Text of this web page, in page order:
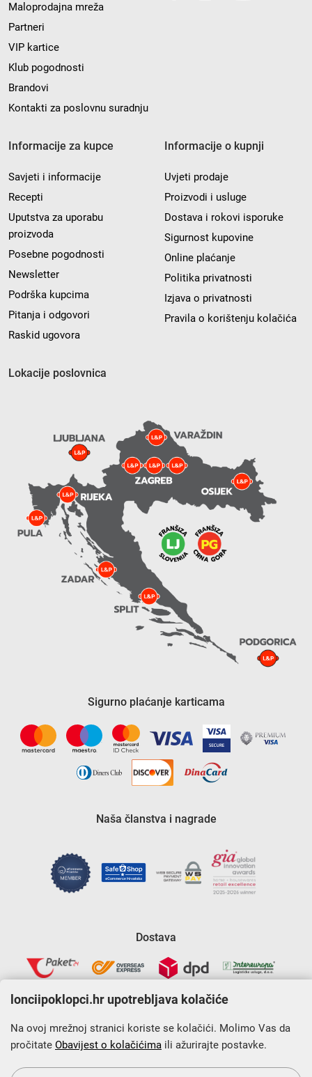
Maloprodajna mreža
Partneri
VIP kartice
Klub pogodnosti
Brandovi
Kontakti za poslovnu suradnju
Informacije za kupce
Savjeti i informacije
Recepti
Uputstva za uporabu
proizvoda
Posebne pogodnosti
Newsletter
Podrška kupcima
Pitanja i odgovori
Raskid ugovora
Informacije o kupnji
Uvjeti prodaje
Proizvodi i usluge
Dostava i rokovi isporuke
Sigurnost kupovine
Online plaćanje
Politika privatnosti
Izjava o privatnosti
Pravila o korištenju kolačića
Lokacije poslovnica
Sigurno plaćanje karticama
Naša članstva i nagrade
Dostava
Krajnji primatelj financijskog instrumenta sufinanciranog iz
Europskog fonda za regionalni razvoj u sklopu Operativnog
lonciipoklopci.hr upotrebljava kolačiće
Na ovoj mrežnoj stranici koriste se kolačići. Molimo Vas da
pročitate Obavijest o kolačićima ili ažurirajte postavke.